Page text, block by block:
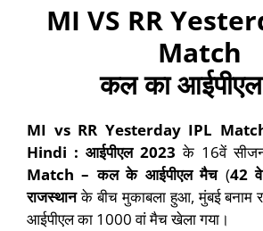
MI VS RR
Match
कल का
MI vs RR Yesterday IPL
Hindi : आईपीएल2023 के 16वें
Match –कल के आईपीएल मैच(42वे
राजस्थानके बीच मुकाबला हुआ, मुंबई बनाम
आईपीएल का 1000 वां मैच खेला गया।